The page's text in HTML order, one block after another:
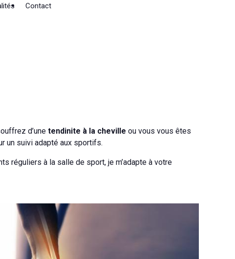
Contact
d’unetendinite à la cheville ou vous vous êtes
un suivi adapté aux sportifs.
réguliers à la salle de sport, je m’adapte à votre